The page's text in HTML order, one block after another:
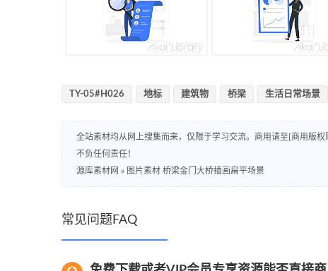
TY-05#H026 地标 建筑物 桥梁 生活日常场景
全站素材均从网上搜集而来，仅限于学习交流。商用请至[商用版
不负任何责任！
源库素材网 » 图片素材 桥梁金门大桥插画扁平场景
常见问题FAQ